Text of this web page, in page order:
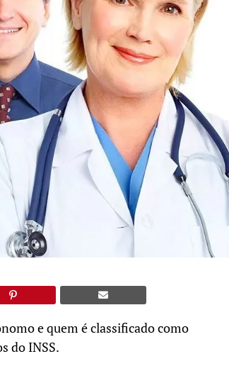
e quem é classificado como
do INSS.